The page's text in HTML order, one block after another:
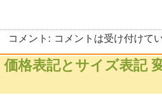
コメント: コメントは受け付けて
価格表記とサイズ表記